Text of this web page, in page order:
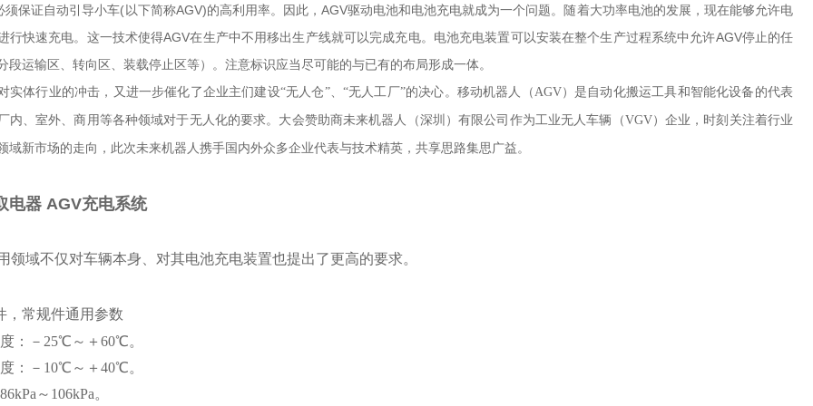
须保证自动引导小车(以下简称AGV)的高利用率。因此，AGV驱动电池和电池充电就成为一个问题。随着大功率电池的发展，现在能够允许电
行快速充电。这一技术使得AGV在生产中不用移出生产线就可以完成充电。电池充电装置可以安装在整个生产过程系统中允许AGV停止的任
段运输区、转向区、装载停止区等）。注意标识应当尽可能的与已有的布局形成一体。
实体行业的冲击，又进一步催化了企业主们建设“无人仓”、“无人工厂”的决心。移动机器人（AGV）是自动化搬运工具和智能化设备的代表
内、室外、商用等各种领域对于无人化的要求。大会赞助商未来机器人（深圳）有限公司作为工业无人车辆（VGV）企业，时刻关注着行业
域新市场的走向，此次未来机器人携手国内外众多企业代表与技术精英，共享思路集思广益。
电器 AGV充电系统
领域不仅对车辆本身、对其电池充电装置也提出了更高的要求。
，常规件通用参数
：－25℃～＋60℃。
：－10℃～＋40℃。
～106kPa。